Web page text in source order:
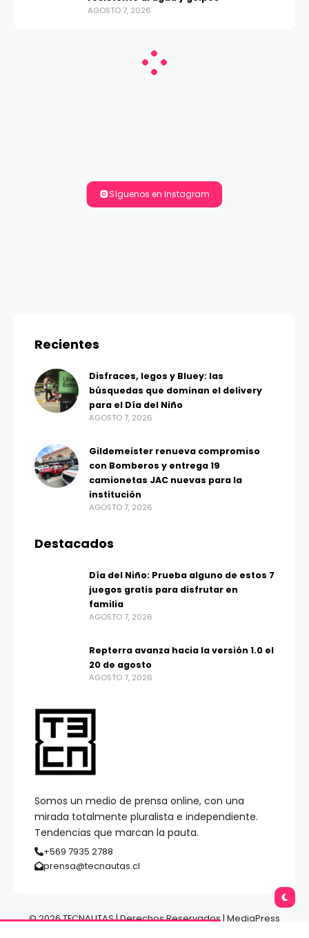
AGOSTO 7, 2026
Síguenos en Instagram
Somos un medio de prensa online, con una
mirada totalmente pluralista e independiente.
Tendencias que marcan la pauta.
+569 7935 2788
prensa@tecnautas.cl
Recientes
Disfraces, legos y Bluey: las
búsquedas que dominan el delivery
para el Día del Niño
AGOSTO 7, 2026
Gildemeister renueva compromiso
con Bomberos y entrega 19
camionetas JAC nuevas para la
institución
AGOSTO 7, 2026
Destacados
Día del Niño: Prueba alguno de estos 7
juegos gratis para disfrutar en
familia
AGOSTO 7, 2026
Repterra avanza hacia la versión 1.0 el
20 de agosto
AGOSTO 7, 2026
© 2026 TECNAUTAS | Derechos Reservados | MediaPress